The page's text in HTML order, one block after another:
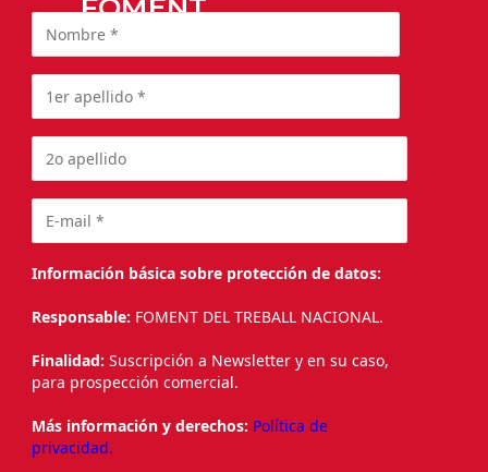
FOMENT
Información básica sobre protección de datos:
Responsable: FOMENT DEL TREBALL NACIONAL.
Finalidad: Suscripción a Newsletter y en su caso,
para prospección comercial.
Más información y derechos: Política de
privacidad.